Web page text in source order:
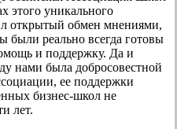
этого уникального
открытый обмен мнениями,
реально всегда готовы
и поддержку. Да и
нами была добросовестной
ее поддержки
бизнес-школ не
лет.